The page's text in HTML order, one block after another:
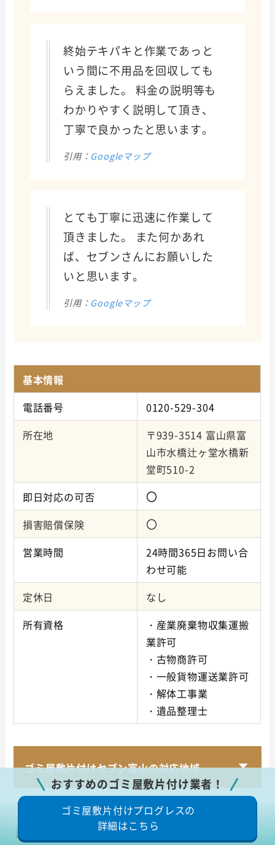
終始テキパキと作業であっと
いう間に不用品を回収しても
らえました。 料金の説明等も
わかりやすく説明して頂き、
丁寧で良かったと思います。
引用： Googleマップ
とても丁寧に迅速に作業して
頂きました。 また何かあれ
ば、セブンさんにお願いした
いと思います。
引用： Googleマップ
基本情報
電話番号
0120-529-304
所在地
〒939-3514 富山県富
山市水橋辻ヶ堂水橋新
堂町510-2
即日対応の可否
〇
損害賠償保険 〇
営業時間
24時間365日お問い合
わせ可能
定休日
なし
所有資格
・産業廃棄物収集運搬
業許可
・古物商許可
・一般貨物運送業許可
・解体工事業
・遺品整理士
ゴミ屋敷片付けセブン富山の対応地域
まるこうワークス
おすすめのゴミ屋敷片付け業者！
ゴミ屋敷片付けプログレスの
詳細はこちら